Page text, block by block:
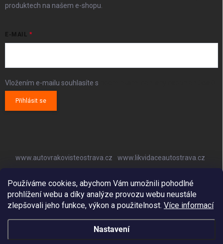
Používáme cookies, abychom Vám umožnili pohodlné
prohlížení webu a díky analýze provozu webu neustále
zlepšovali jeho funkce, výkon a použitelnost. Více informací
Nastavení
produktech na našem e-shopu.
E-MAIL
Vložením e-mailu souhlasíte s
Přihlásit se
www.autovrakovisteostrava.cz
www.likvidaceautostrava.cz